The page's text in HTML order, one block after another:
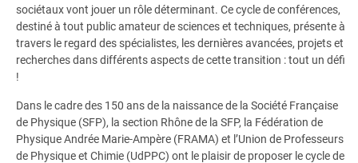
sociétaux vont jouer un rôle déterminant. Ce cycle de conférences,
destiné à tout public amateur de sciences et techniques, présente à
travers le regard des spécialistes, les dernières avancées, projets et
recherches dans différents aspects de cette transition : tout un défi
!
Dans le cadre des 150 ans de la naissance de la Société Française
de Physique (SFP), la section Rhône de la SFP, la Fédération de
Physique Andrée Marie-Ampère (FRAMA) et l’Union de Professeurs
de Physique et Chimie (UdPPC) ont le plaisir de proposer le cycle de